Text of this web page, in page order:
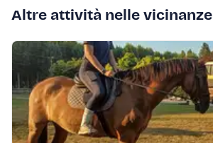
Altre attività nelle vicinanze